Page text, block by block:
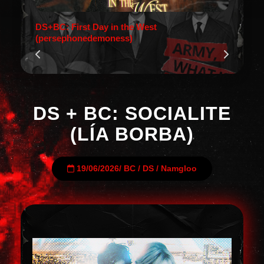
DS+BC: First Day in the West
(persephonedemoness)
DS + BC: SOCIALITE
(LÍA BORBA)
19/06/2026/ BC / DS / Namgloo